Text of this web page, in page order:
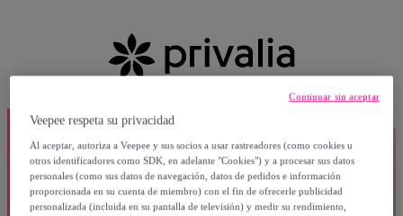
Veepee respeta su privacidad
Al aceptar, autoriza a Veepee y sus socios a usar rastreadores (como cookies u
otros identificadores como SDK, en adelante "Cookies") y a procesar sus datos
personales (como sus datos de navegación, datos de pedidos e información
proporcionada en su cuenta de miembro) con el fin de ofrecerle publicidad
personalizada (incluida en su pantalla de televisión) y medir su rendimiento,
Continuar sin aceptar